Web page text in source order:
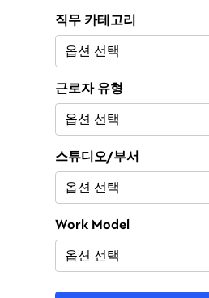
직무 카테고리
근로자 유형
스튜디오/부서
Work Model